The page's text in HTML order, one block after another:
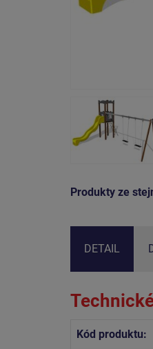
Produkty ze
DETAIL
Kód produktu: